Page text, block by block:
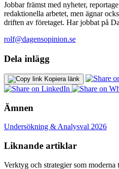
Jobbar främst med nyheter,
redaktionella arbetet, men ägnar
driften av företaget. Har jobbat på
rolf@dagensopinion.se
Dela inlägg
Kopiera länk
Ämnen
Undersökning & Analysval 2026
Liknande artiklar
Verktyg och strategier som moderna